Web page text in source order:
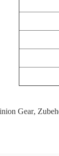
Gear,